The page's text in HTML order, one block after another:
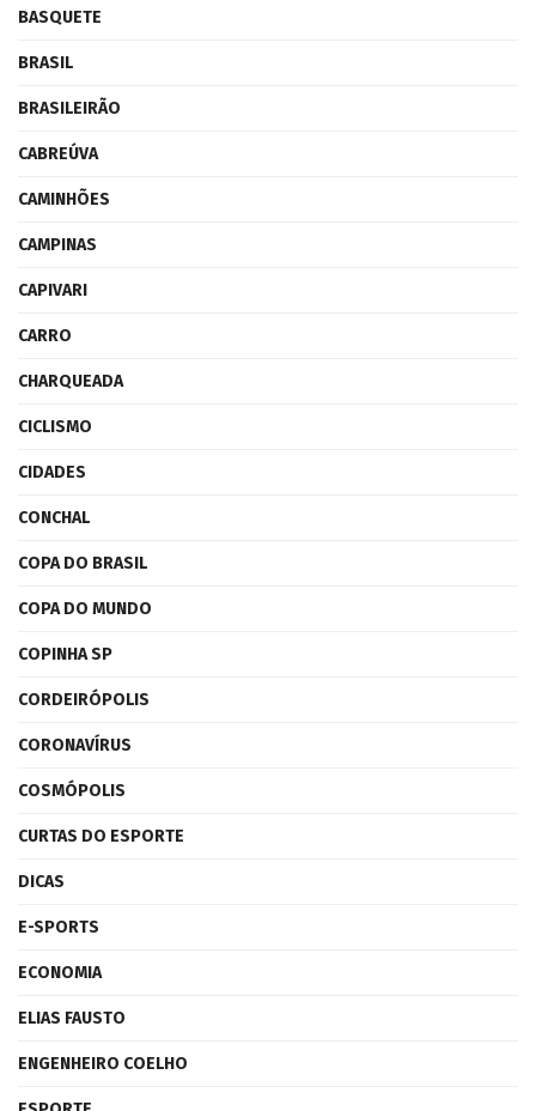
BASQUETE
BRASIL
BRASILEIRÃO
CABREÚVA
CAMINHÕES
CAMPINAS
CAPIVARI
CARRO
CHARQUEADA
CICLISMO
CIDADES
CONCHAL
COPA DO BRASIL
COPA DO MUNDO
COPINHA SP
CORDEIRÓPOLIS
CORONAVÍRUS
COSMÓPOLIS
CURTAS DO ESPORTE
DICAS
E-SPORTS
ECONOMIA
ELIAS FAUSTO
ENGENHEIRO COELHO